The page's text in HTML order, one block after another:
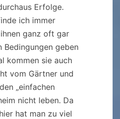
Erfolge.
ich immer
ganz oft gar
geben
kommen sie auch
vom Gärtner und
„einfachen
nicht leben. Da
hat man zu viel